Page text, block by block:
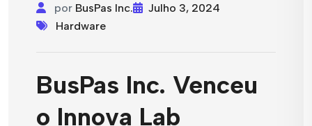
por BusPas Inc.
Julho 3, 2024
Hardware
BusPas Inc. Venceu
o Innova Lab